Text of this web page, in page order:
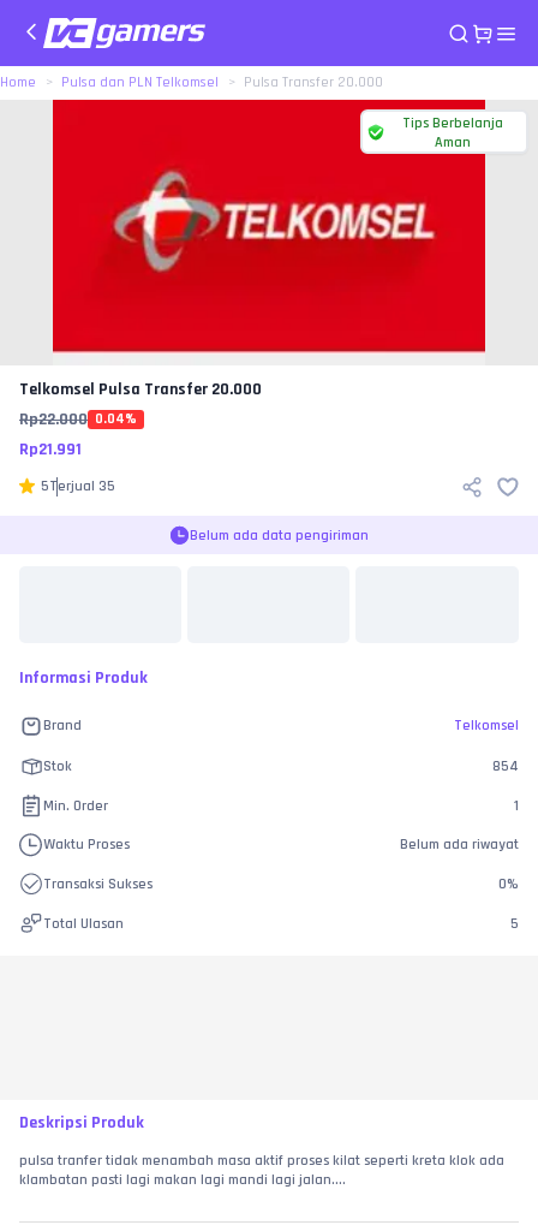
Home Pulsa dan PLN Telkomsel Pulsa Transfer 20.000
Tips Berbelanja
Aman
Telkomsel Pulsa Transfer 20.000
Rp22.000 0.04%
Rp21.991
5Terjual 35
Belum ada data pengiriman
Informasi Produk
Brand Telkomsel
Stok 854
Min. Order 1
Waktu Proses Belum ada riwayat
Transaksi Sukses 0%
Total Ulasan 5
Deskripsi Produk
pulsa tranfer tidak menambah masa aktif proses kilat seperti kreta klok ada
klambatan pasti lagi makan lagi mandi lagi jalan....